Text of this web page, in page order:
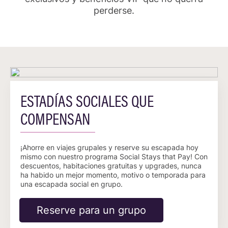
perderse.
ESTADÍAS SOCIALES QUE
COMPENSAN
¡Ahorre en viajes grupales y reserve su escapada hoy
mismo con nuestro programa Social Stays that Pay! Con
descuentos, habitaciones gratuitas y upgrades, nunca
ha habido un mejor momento, motivo o temporada para
una escapada social en grupo.
Reserve para un grupo